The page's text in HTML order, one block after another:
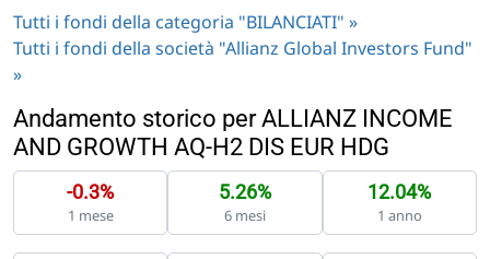
Tutti i fondi della categoria "BILANCIATI" »
Tutti i fondi della società "Allianz Global Investors Fund"
»
Andamento storico per ALLIANZ INCOME
AND GROWTH AQ-H2 DIS EUR HDG
-0.3%
1 mese
5.26%
6 mesi
12.04%
1 anno